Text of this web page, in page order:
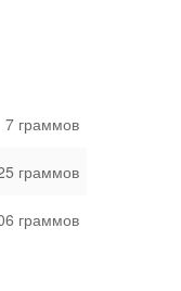
7 граммов
граммов
граммов